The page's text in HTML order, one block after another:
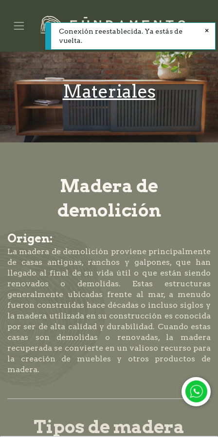
Materiales
Madera de
demolición
Origen:
La madera de demolición proviene principalmente
de casas antiguas, ranchos y galpones, que han
llegado al final de su vida útil o que están siendo
renovados o demolidas. Estas estructuras
generalmente ubicadas frente al mar, a menudo
fueron construidas hace décadas o incluso siglos y
la madera utilizada en su construcción es conocida
por ser de alta calidad y durabilidad. Cuando estas
casas son demolidas o renovadas, la madera
recuperada se convierte en un valioso recurso para
la creación de muebles y otros productos de
madera.
Tipos de madera
Conexión reestablecida. Ya estás de
vuelta.